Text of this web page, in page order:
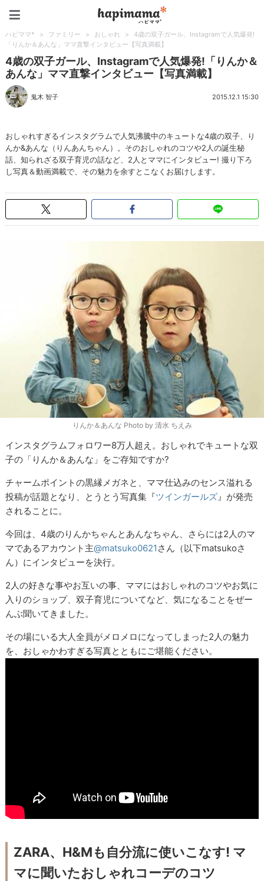
ハピママ* > ファミリー > おしゃれ >
4歳の双子ガール、Instagramで人気爆発!
「りんか＆あんな」ママ直撃インタビュー【写真満載】
4歳の双子ガール、Instagramで人気爆発!「りんか＆
あんな」ママ直撃インタビュー【写真満載】
鬼木 智子 2015.12.1 15:30
おしゃれすぎるインスタグラムで人気沸騰中のキュートな4歳の双子、り
んか&あんな（りんあんちゃん）。そのおしゃれのコツや2人の誕生秘
話、知られざる双子育児の話など、2人とママにインタビュー! 撮り下ろ
し写真＆動画満載で、その魅力を余すとこなくお届けします。
りんか＆あんな Photo by 清水 ちえみ
インスタグラムフォロワー8万人超え。おしゃれでキュートな双
子の「りんか＆あんな」をご存知ですか?
チャームポイントの黒縁メガネと、ママ仕込みのセンス溢れる
投稿が話題となり、とうとう写真集『ツインガールズ』が発売
されることに。
今回は、4歳のりんかちゃんとあんなちゃん、さらには2人のマ
マであるアカウント主@matsuko0621 さん（以下matsukoさ
ん）にインタビューを決行。
2人の好きな事やお互いの事、ママにはおしゃれのコツやお気に
入りのショップ、双子育児についてなど、気になることをぜー
んぶ聞いてきました。
その場にいる大人全員がメロメロになってしまった2人の魅力
を、おしゃかわすぎる写真とともにご堪能ください。
ZARA、H&Mも自分流に使いこなす! マ
マに聞いたおしゃれコーデのコツ